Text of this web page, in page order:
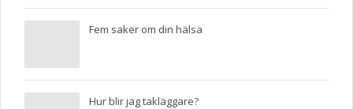
Fem saker om din hälsa
Hur blir jag takläggare?